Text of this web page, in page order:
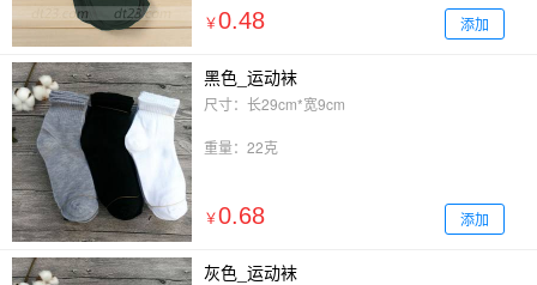
￥0.48 添加
黑色_运动袜
尺寸：长29cm*宽9cm
重量：22克
￥0.68 添加
灰色_运动袜